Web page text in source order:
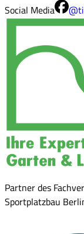
Social Media
Partner des
Sportplatzbau